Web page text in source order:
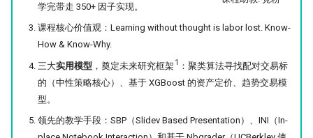
学完带走 350+ 因子实现。
课程核心价值观：Learning without thought is labor lost. Know-
How & Know-Why.
三大实用模型 ，奠定未来研究框架1 ：聚类算法寻找配对交易标
的（中性策略核心）、基于 XGBoost 的资产定价、趋势交易模
型。
领先的教学手段：SBP（Slidev Based Presentation）、INI（In-